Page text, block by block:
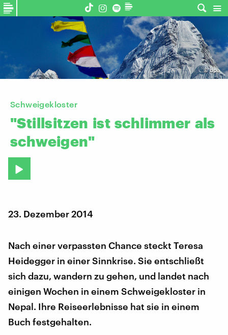
©dpa
Schweigekloster
"Stillsitzen ist schlimmer als
schweigen"
23. Dezember 2014
Nach einer verpassten Chance steckt Teresa
Heidegger in einer Sinnkrise. Sie entschließt
sich dazu, wandern zu gehen, und landet nach
einigen Wochen in einem Schweigekloster in
Nepal. Ihre Reiseerlebnisse hat sie in einem
Buch festgehalten.